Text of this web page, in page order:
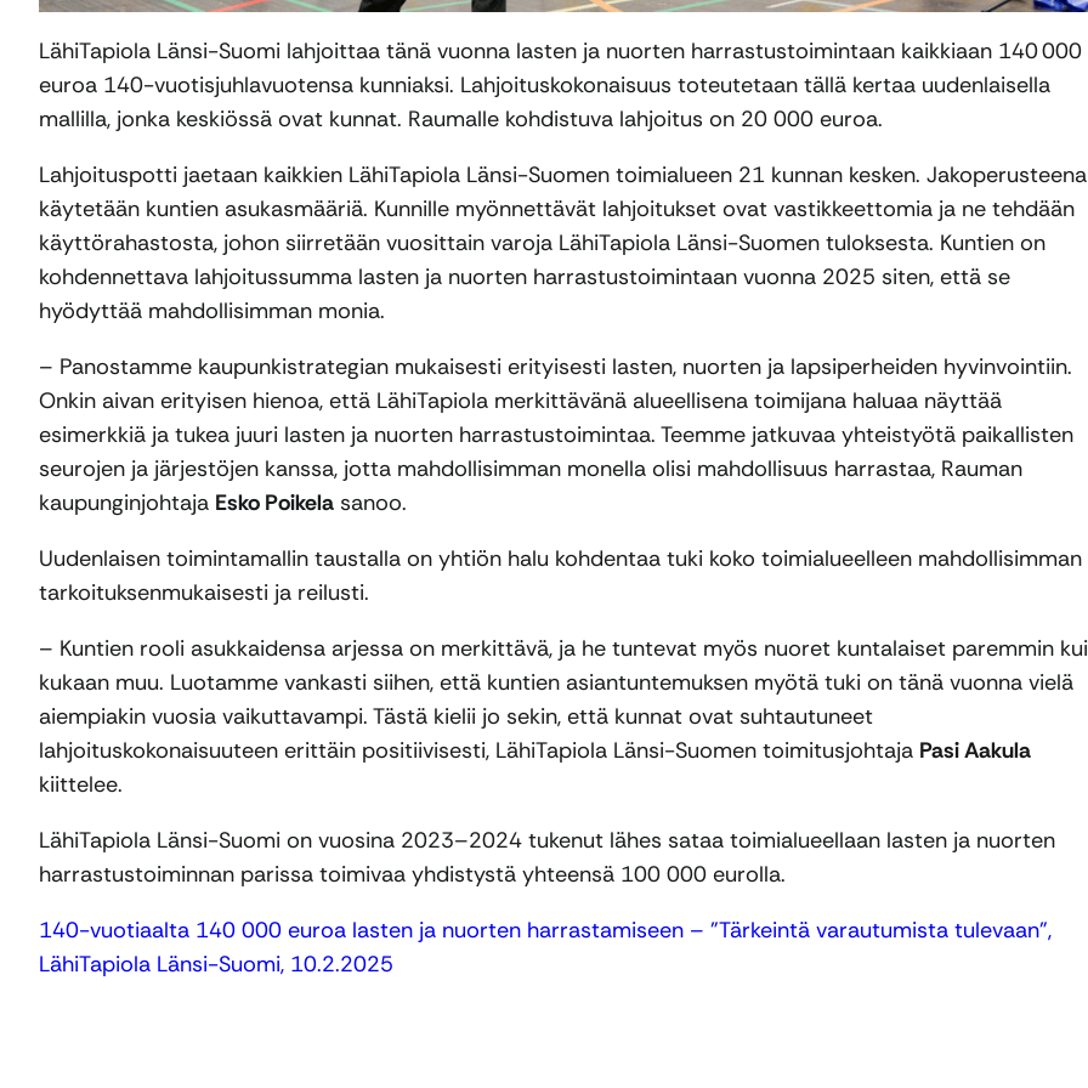
LähiTapiola Länsi-Suomi lahjoittaa tänä vuonna lasten ja nuorten harrastustoimintaan kaikkiaan 140 000
euroa 140-vuotisjuhlavuotensa kunniaksi. Lahjoituskokonaisuus toteutetaan tällä kertaa uudenlaisella
mallilla, jonka keskiössä ovat kunnat. Raumalle kohdistuva lahjoitus on 20 000 euroa.
Lahjoituspotti jaetaan kaikkien LähiTapiola Länsi-Suomen toimialueen 21 kunnan kesken. Jakoperusteena
käytetään kuntien asukasmääriä. Kunnille myönnettävät lahjoitukset ovat vastikkeettomia ja ne tehdään
käyttörahastosta, johon siirretään vuosittain varoja LähiTapiola Länsi-Suomen tuloksesta. Kuntien on
kohdennettava lahjoitussumma lasten ja nuorten harrastustoimintaan vuonna 2025 siten, että se
hyödyttää mahdollisimman monia.
– Panostamme kaupunkistrategian mukaisesti erityisesti lasten, nuorten ja lapsiperheiden hyvinvointiin.
Onkin aivan erityisen hienoa, että LähiTapiola merkittävänä alueellisena toimijana haluaa näyttää
esimerkkiä ja tukea juuri lasten ja nuorten harrastustoimintaa. Teemme jatkuvaa yhteistyötä paikallisten
seurojen ja järjestöjen kanssa, jotta mahdollisimman monella olisi mahdollisuus harrastaa, Rauman
kaupunginjohtaja Esko Poikela sanoo.
Uudenlaisen toimintamallin taustalla on yhtiön halu kohdentaa tuki koko toimialueelleen mahdollisimman
tarkoituksenmukaisesti ja reilusti.
– Kuntien rooli asukkaidensa arjessa on merkittävä, ja he tuntevat myös nuoret kuntalaiset paremmin
kukaan muu. Luotamme vankasti siihen, että kuntien asiantuntemuksen myötä tuki on tänä vuonna vielä
aiempiakin vuosia vaikuttavampi. Tästä kielii jo sekin, että kunnat ovat suhtautuneet
lahjoituskokonaisuuteen erittäin positiivisesti, LähiTapiola Länsi-Suomen toimitusjohtaja Pasi Aakula
kiittelee.
LähiTapiola Länsi-Suomi on vuosina 2023–2024 tukenut lähes sataa toimialueellaan lasten ja nuorten
harrastustoiminnan parissa toimivaa yhdistystä yhteensä 100 000 eurolla.
140-vuotiaalta 140 000 euroa lasten ja nuorten harrastamiseen – ”Tärkeintä varautumista tulevaan”,
LähiTapiola Länsi-Suomi, 10.2.2025